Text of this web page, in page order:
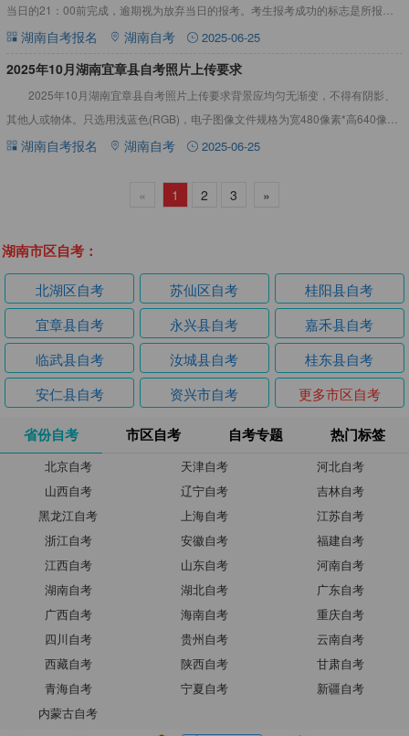
当日的21：00前完成，逾期视为放弃当日的报考。考生报考成功的标志是所报考
课程的缴费状态显示为“已缴费”。详情见下文：2025年
湖南自考报名 湖南自考 2025-06-25
2025年10月湖南宜章县自考照片上传要求
2025年10月湖南宜章县自考照片上传要求背景应均匀无渐变，不得有阴影、
其他人或物体。只选用浅蓝色(RGB)，电子图像文件规格为宽480像素*高640像
素，分辨率300dpi，24位真彩色等，详情见下
湖南自考报名 湖南自考 2025-06-25
« 1 2 3 »
湖南市区自考：
北湖区自考 苏仙区自考
桂阳县自考
宜章县自考
永兴县自考
嘉禾县自考
临武县自考
汝城县自考
桂东县自考
安仁县自考
资兴市自考 更多市区自考
省份自考 市区自考 自考专题 热门标签
北京自考 天津自考
河北自考
山西自考
辽宁自考
吉林自考
黑龙江自考
上海自考
江苏自考
浙江自考
安徽自考
福建自考
江西自考
山东自考
河南自考
湖南自考
湖北自考
广东自考
广西自考
海南自考
重庆自考
四川自考
贵州自考
云南自考
西藏自考
陕西自考
甘肃自考
青海自考
宁夏自考
新疆自考
内蒙古自考